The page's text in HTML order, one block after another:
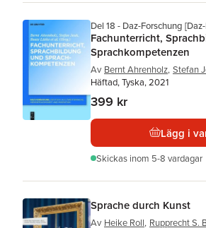
Del 18 - Daz-Forschung
Fachunterricht,
Sprachkompetenzen
Av Bernt Ahrenholz, Stefan
Häftad, Tyska, 2021
399 kr
Lägg i
Skickas inom 5-8 vardagar
Sprache durch Kunst
Av Heike Roll, Rupprecht S.